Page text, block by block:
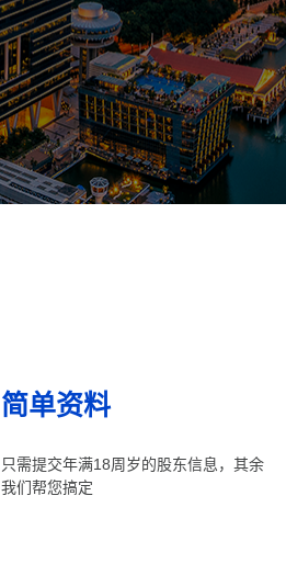
简单资料
只需提交年满18周岁的股东信息，其余
我们帮您搞定